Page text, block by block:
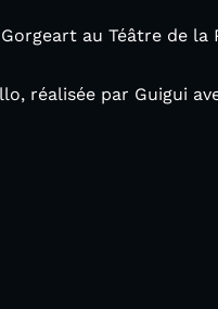
au Téâtre de la
réalisée par Guigui